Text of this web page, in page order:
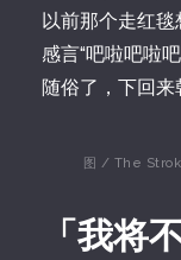
以前那个走红
感言“吧啦吧啦
随俗了，下回来
图 / The
「我将